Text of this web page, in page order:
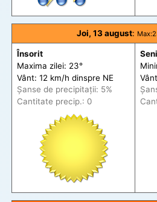
Joi, 13 august: Max
Însorit
Maxima zilei: 23°
Vânt: 12 km/h dinspre NE
Șanse de precipitații: 5%
Cantitate precip.: 0